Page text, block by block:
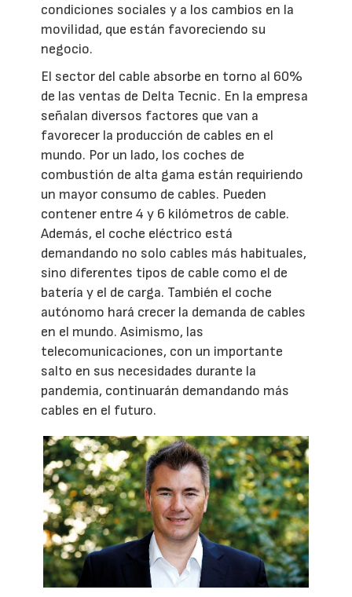
condiciones sociales y a los cambios en la
movilidad, que están favoreciendo su
negocio.
El sector del cable absorbe en torno al 60%
de las ventas de Delta Tecnic. En la empresa
señalan diversos factores que van a
favorecer la producción de cables en el
mundo. Por un lado, los coches de
combustión de alta gama están requiriendo
un mayor consumo de cables. Pueden
contener entre 4 y 6 kilómetros de cable.
Además, el coche eléctrico está
demandando no solo cables más habituales,
sino diferentes tipos de cable como el de
batería y el de carga. También el coche
autónomo hará crecer la demanda de cables
en el mundo. Asimismo, las
telecomunicaciones, con un importante
salto en sus necesidades durante la
pandemia, continuarán demandando más
cables en el futuro.